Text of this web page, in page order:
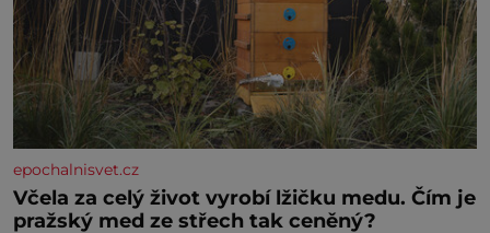
epochalnisvet.cz
Včela za celý život vyrobí lžičku medu. Čím je
pražský med ze střech tak ceněný?